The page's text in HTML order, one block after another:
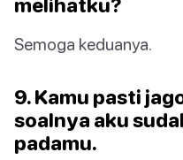
melihatku?
Semoga keduanya.
9. Kamu pasti
soalnya aku
padamu.